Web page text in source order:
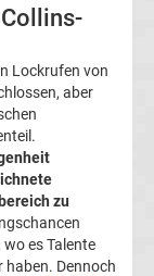
Lockrufen von
aber
zu
es Talente
haben. Dennoch